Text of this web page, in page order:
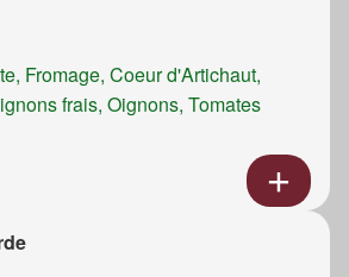
Fromage, Coeur d'Artichaut,
frais, Oignons, Tomates